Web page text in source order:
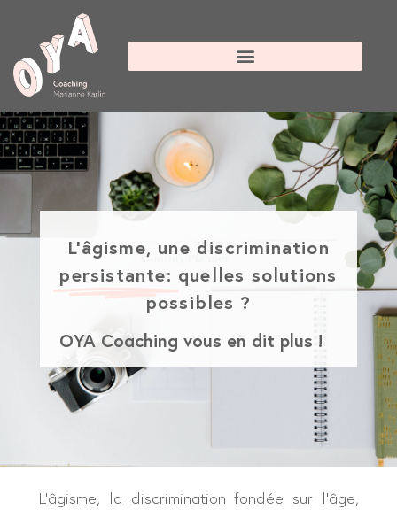
L'âgisme, une discrimination
persistante: quelles solutions
possibles ?
OYA Coaching vous en dit plus !
L’âgisme, la discrimination fondée sur l’âge,